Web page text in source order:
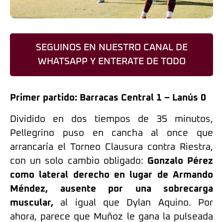
SEGUINOS EN NUESTRO CANAL DE
WHATSAPP Y ENTERATE DE TODO
Primer partido: Barracas Central 1 – Lanús 0
Dividido en dos tiempos de 35 minutos,
Pellegrino puso en cancha al once que
arrancaría el Torneo Clausura contra Riestra,
con un solo cambio obligado: Gonzalo Pérez
como lateral derecho en lugar de Armando
Méndez, ausente por una sobrecarga
muscular, al igual que Dylan Aquino. Por
ahora, parece que Muñoz le gana la pulseada